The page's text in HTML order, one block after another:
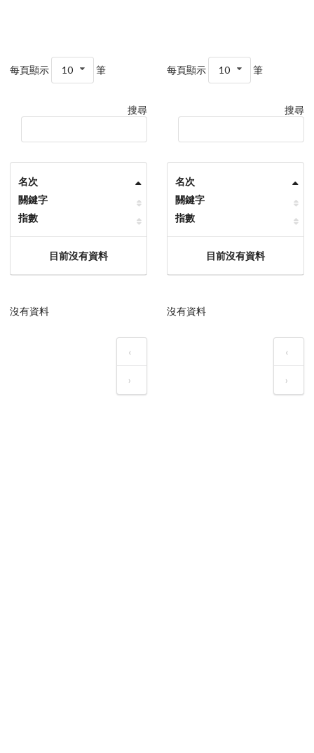
每頁顯示 10 筆
搜尋
名次
關鍵字
指數
目前沒有資料
沒有資料
‹
›
每頁顯示 10 筆
搜尋
名次
關鍵字
指數
目前沒有資料
沒有資料
‹
›